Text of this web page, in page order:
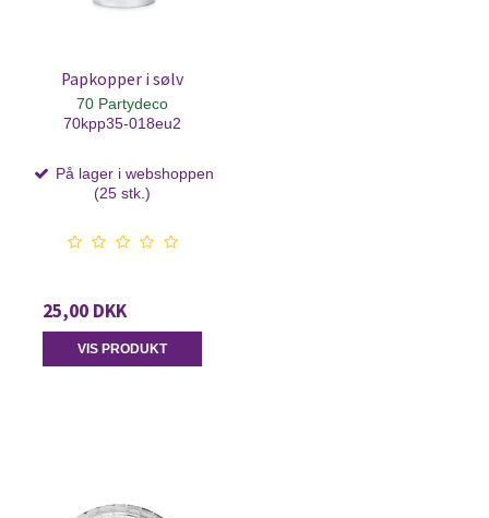
Papkopper i sølv
70 Partydeco
70kpp35-018eu2
På lager i webshoppen
(25 stk.)
25,00 DKK
VIS PRODUKT